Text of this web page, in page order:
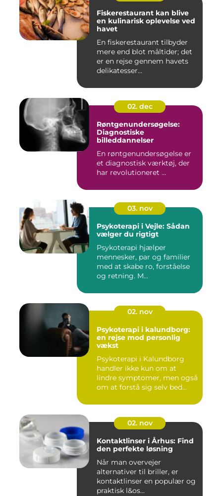
Fiskerestaurant kan blive
en kulinarisk oplevelse ved
havet
En fiskerestaurant tilbyder
mere end blot måltider; det
er en rejse gennem havets
delikatesser...
02. dec
Røntgenundersøgelse:
Diagnostiske
billeddannelser
En røntgenundersøgelse er
et diagnostisk værktøj, der
har revolutioneret ...
03. nov
Psykoterapi i Vejle: Sådan
vælger du rigtigt
Psykoterapi hjælper
mennesker, par og familier
med at skabe ro, forståelse
og retning. M...
02. nov
Psykoterapi i kalundborg:
en rejse mod personlig
vækst
Psykoterapi i Kalundborg
handler ikke kun om at
lindre symptomer, men også
om at forstå sig selv bed...
02. nov
Kontaktlinser i Århus: Find
den perfekte løsning
Når man overvejer
alternativer til briller, er
kontaktlinser en populær og
praktisk l&os...